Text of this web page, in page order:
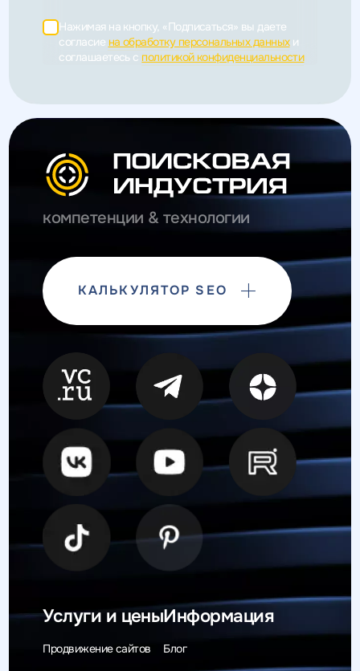
Нажимая на кнопку, «Подписаться» вы даете
согласие на обработку персональных данныхи
соглашаетесь c политикой конфиденциальности
компетенции & технологии
КАЛЬКУЛЯТОР SEO
Услуги и цены
Продвижение сайтов
Информация
Блог